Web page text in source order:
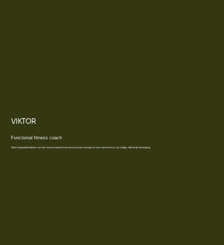
VIKTOR
Functional fitness coach
Viktor begeleidt atleten van elk niveau met technische precisie, energie en een sterke focus op veilige, efficiënte beweging.